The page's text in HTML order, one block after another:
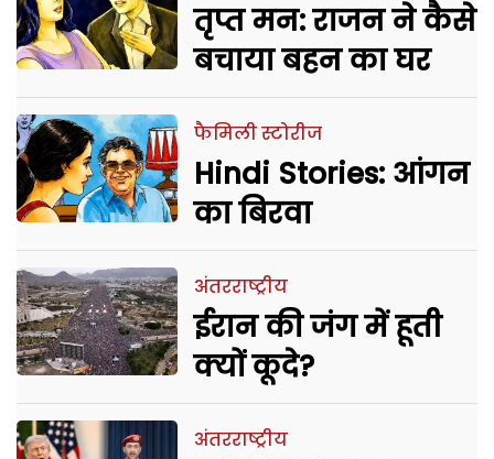
तृप्त मन: राजन ने कैसे
बचाया बहन का घर
फैमिली स्टोरीज
Hindi Stories: आंगन
का बिरवा
अंतरराष्ट्रीय
ईरान की जंग में हूती
क्यों कूदे?
अंतरराष्ट्रीय